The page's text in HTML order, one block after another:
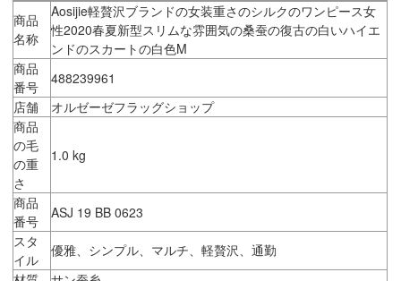
商品
名称
Aosijie軽贅沢ブランドの女装重さのシルクのワンピース女
性2020春夏新型スリムな雰囲気の桑蚕の復古の白いハイエ
ンドのスカートの白色M
商品
番号
488239961
店舗
オルゼーゼフラッグショップ
商品
の毛
の重
さ
1.0 kg
商品
番号
ASJ 19 BB 0623
スタ
イル
優雅、シンプル、マルチ、軽贅沢、通勤